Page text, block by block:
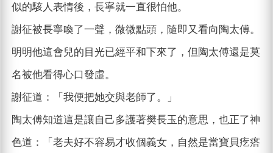
似的駭人表情後，長寧就一直很怕他。
謝征被長寧喚了一聲，微微點頭，隨即又看向陶太傅。
明明他這會兒的目光已經平和下來了，但陶太傅還是莫
名被他看得心口發虛。
謝征道：「我便把她交與老師了。」
陶太傅知道這是讓自己多護著樊長玉的意思，也正了神
色道：「老夫好不容易才收個義女，自然是當寶貝疙瘩